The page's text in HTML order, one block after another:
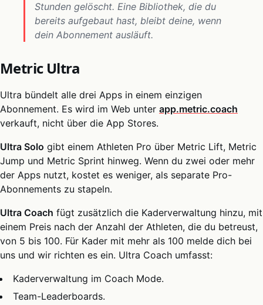
Stunden gelöscht. Eine Bibliothek, die du
bereits aufgebaut hast, bleibt deine, wenn
dein Abonnement ausläuft.
Metric Ultra
Ultra bündelt alle drei Apps in einem einzigen
Abonnement. Es wird im Web unter app.metric.coach
verkauft, nicht über die App Stores.
Ultra Solo gibt einem Athleten Pro über Metric Lift, Metric
Jump und Metric Sprint hinweg. Wenn du zwei oder mehr
der Apps nutzt, kostet es weniger, als separate Pro-
Abonnements zu stapeln.
Ultra Coach fügt zusätzlich die Kaderverwaltung hinzu, mit
einem Preis nach der Anzahl der Athleten, die du betreust,
von 5 bis 100. Für Kader mit mehr als 100 melde dich bei
uns und wir richten es ein. Ultra Coach umfasst:
Kaderverwaltung im Coach Mode.
Team-Leaderboards.